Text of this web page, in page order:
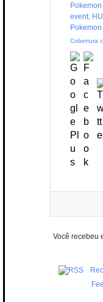
event,
Pokemon
Cobertura
Você recebeu